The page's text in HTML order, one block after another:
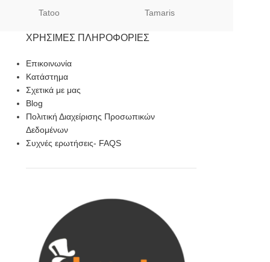
Tatoo Tamaris
ΧΡΉΣΙΜΕΣ ΠΛΗΡΟΦΟΡΊΕΣ
Επικοινωνία
Κατάστημα
Σχετικά με μας
Blog
Πολιτική Διαχείρισης Προσωπικών
Δεδομένων
Συχνές ερωτήσεις- FAQS